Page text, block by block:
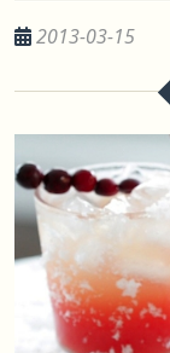
2013-03-15